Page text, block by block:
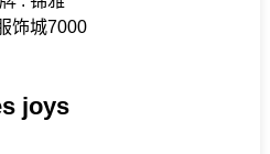
饰城7000
joys